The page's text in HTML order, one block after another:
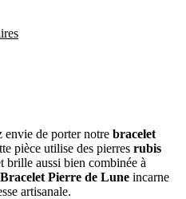
envie de porter notre bracelet
pièce utilise des pierres rubis
brille aussi bien combinée à
Bracelet Pierre de Lune incarne
artisanale.